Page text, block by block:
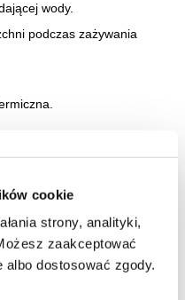
cookie
strony, analityki,
zaakceptować
dostosować zgody.
wody.
podczas zażywania